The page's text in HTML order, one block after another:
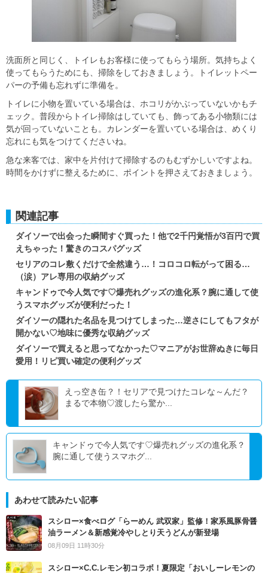
洗面所と同じく、トイレもお客様に使ってもらう場所。気持ちよく
使ってもらうためにも、掃除をしておきましょう。トイレットペー
パーの予備も忘れずに準備を。
トイレに小物を置いている場合は、ホコリがかぶっていないかもチ
ェック。普段からトイレ掃除はしていても、飾ってある小物類には
気が回っていないことも。カレンダーを置いている場合は、めくり
忘れにも気をつけてくださいね。
急な来客では、家中を片付けて掃除するのもむずかしいですよね。
時間をかけずに整えるために、ポイントを押さえておきましょう。
関連記事
ダイソーで出会った瞬間すぐ買った！他で2千円覚悟が3百円で買
えちゃった！驚きのコスパグッズ
セリアのコレ敷くだけで全然違う…！コロコロ転がって困る…
（涙）アレ専用の収納グッズ
キャンドゥで今人気です♡爆売れグッズの進化系？腕に通して使
うスマホグッズが便利だった！
ダイソーの隠れた名品を見つけてしまった…逆さにしてもフタが
開かない♡地味に優秀な収納グッズ
ダイソーで買えると思ってなかった♡マニアがお世辞ぬきに毎日
愛用！リピ買い確定の便利グッズ
えっ空き缶？！セリアで見つけたコレな～んだ？
まるで本物♡渡したら驚か...
キャンドゥで今人気です♡爆売れグッズの進化系？
腕に通して使うスマホグ...
あわせて読みたい記事
スシロー×食べログ「らーめん 武双家」監修！家系風豚骨醤
油ラーメン＆新感覚冷やしとり天うどんが新登場
08月09日 11時30分
スシロー×C.C.レモン初コラボ！夏限定「おいしーレモンの